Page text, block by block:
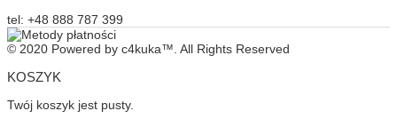
tel: +48 888 787 399
© 2020 Powered by c4kuka™. All Rights Reserved
KOSZYK
Twój koszyk jest pusty.